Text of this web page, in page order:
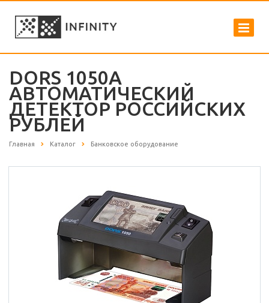
DORS 1050A
АВТОМАТИЧЕСКИЙ
ДЕТЕКТОР РОССИЙСКИХ
РУБЛЕЙ
Главная Каталог Банковское оборудование